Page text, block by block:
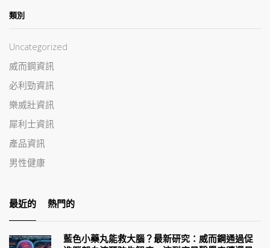
類別
Uncategorized
威而鋼資訊
必利勁資訊
樂威壯資訊
犀利士資訊
產品資訊
男性健康
最近的 熱門的
藍色小藥丸能救大腦？最新研究：威而鋼通過促